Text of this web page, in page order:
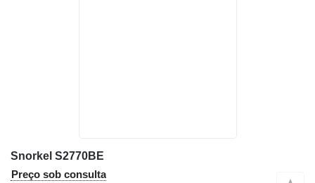
Snorkel S2770BE
Preço sob consulta